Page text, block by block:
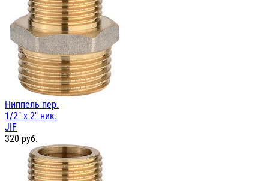
Ниппель пер.
1/2" х 2" ник.
JIF
320 руб.